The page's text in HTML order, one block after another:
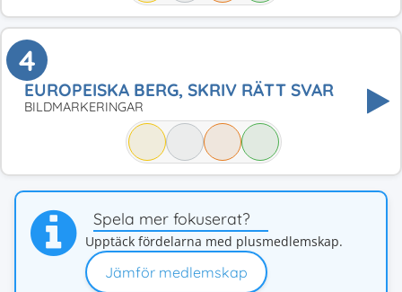
4
EUROPEISKA BERG, SKRIV RÄTT SVAR
BILDMARKERINGAR
Spela mer fokuserat?
Upptäck fördelarna med plusmedlemskap.
Jämför medlemskap